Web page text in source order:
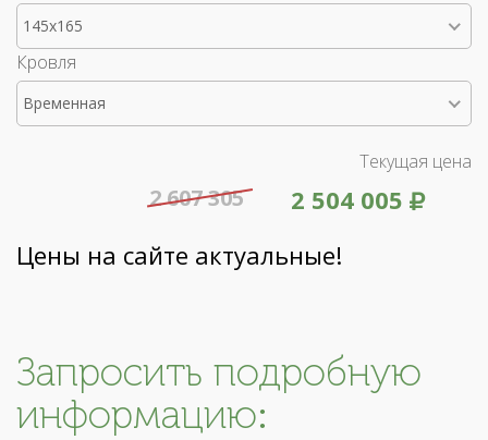
145x165
Кровля
Временная
Текущая цена
2 504 005
2 607 305
Цены на сайте актуальные!
Запросить подробную
информацию: